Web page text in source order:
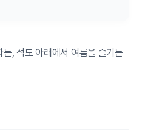
, 적도 아래에서 여름을 즐기든